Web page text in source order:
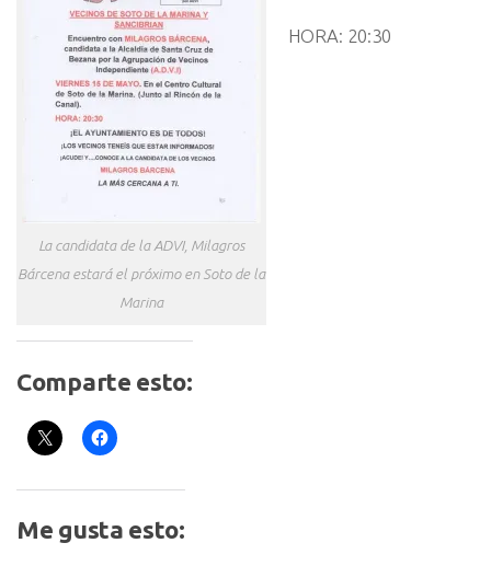
La candidata de la ADVI, Milagros
Bárcena estará el próximo en Soto de la
Marina
HORA: 20:30
Comparte esto:
Me gusta esto: